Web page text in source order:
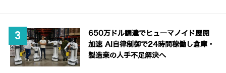
650万ドル調達でヒューマノイド展開
加速 AI自律制御で24時間稼働し倉庫・
製造業の人手不足解決へ